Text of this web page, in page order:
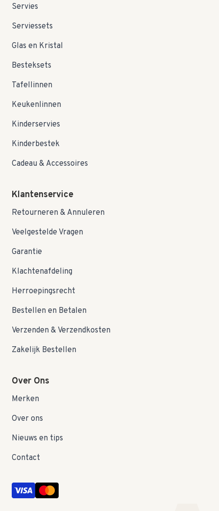
Servies
Serviessets
Glas en Kristal
Besteksets
Tafellinnen
Keukenlinnen
Kinderservies
Kinderbestek
Cadeau & Accessoires
Klantenservice
Retourneren & Annuleren
Veelgestelde Vragen
Garantie
Klachtenafdeling
Herroepingsrecht
Bestellen en Betalen
Verzenden & Verzendkosten
Zakelijk Bestellen
Over Ons
Merken
Over ons
Nieuws en tips
Contact